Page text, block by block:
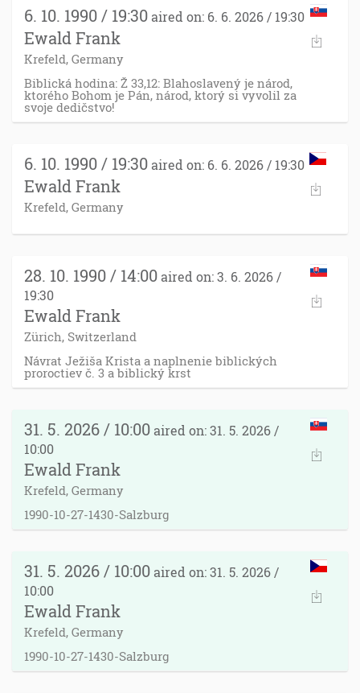
6. 10. 1990 / 19:30 aired on: 6. 6. 2026 / 19:30
Ewald Frank
Krefeld, Germany
Biblická hodina: Ž 33,12: Blahoslavený je národ,
ktorého Bohom je Pán, národ, ktorý si vyvolil za
svoje dedičstvo!
6. 10. 1990 / 19:30 aired on: 6. 6. 2026 / 19:30
Ewald Frank
Krefeld, Germany
28. 10. 1990 / 14:00 aired on: 3. 6. 2026 /
19:30
Ewald Frank
Zürich, Switzerland
Návrat Ježiša Krista a naplnenie biblických
proroctiev č. 3 a biblický krst
31. 5. 2026 / 10:00 aired on: 31. 5. 2026 /
10:00
Ewald Frank
Krefeld, Germany
1990-10-27-1430-Salzburg
31. 5. 2026 / 10:00 aired on: 31. 5. 2026 /
10:00
Ewald Frank
Krefeld, Germany
1990-10-27-1430-Salzburg